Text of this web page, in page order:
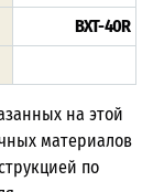
BXT-40R
на этой
материалов
по